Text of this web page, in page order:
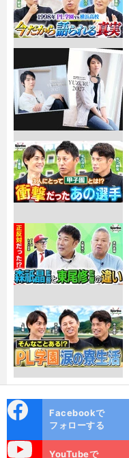
ok
Facebookで
フォローする
YouTubeで